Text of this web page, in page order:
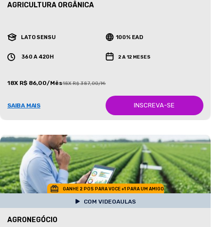
AGRICULTURA ORGÂNICA
LATO SENSU 100% EAD
360 A 420H 2 A 12 MESES
18X R$ 86,00/Mês18X R$ 387,00/Mês
SAIBA MAIS INSCREVA-SE
GANHE 2 POS PARA VOCE +1 PARA UM AMIGO
COM VIDEOAULAS
AGRONEGÓCIO